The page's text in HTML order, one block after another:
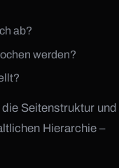
ab?
werden?
Seitenstruktur und
Hierarchie –